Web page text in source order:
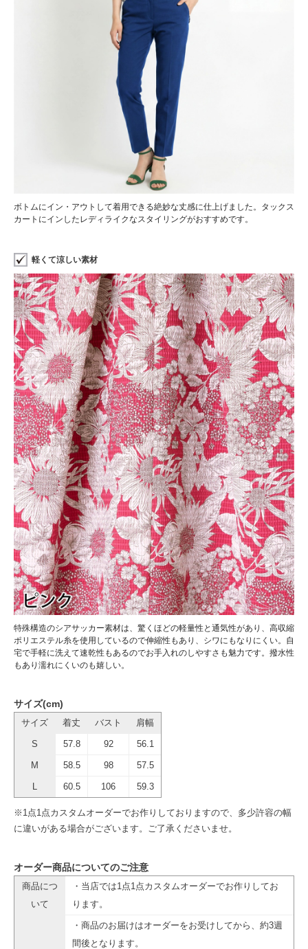
ボトムにイン・アウトして着用できる絶妙な丈感に仕上げました。タックス
カートにインしたレディライクなスタイリングがおすすめです。
軽くて涼しい素材
特殊構造のシアサッカー素材は、驚くほどの軽量性と通気性があり、高収縮
ポリエステル糸を使用しているので伸縮性もあり、シワにもなりにくい。自
宅で手軽に洗えて速乾性もあるのでお手入れのしやすさも魅力です。撥水性
もあり濡れにくいのも嬉しい。
サイズ(cm)
サイズ 着丈 バスト 肩幅
S 57.8 92 56.1
M 58.5 98 57.5
60.5 106 59.3
※1点1点カスタムオーダーでお作りしておりますので、多少許容の幅
に違いがある場合がございます。ご了承くださいませ。
オーダー商品についてのご注意
商品につ
いて
・当店では1点1点カスタムオーダーでお作りしてお
ります。
・商品のお届けはオーダーをお受けしてから、約3週
間後となります。